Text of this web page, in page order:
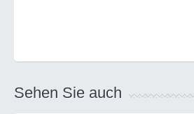
Sehen Sie auch